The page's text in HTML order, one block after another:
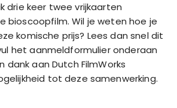
drie keer twee vrijkaarten
bioscoopfilm. Wil je weten hoe je
komische prijs? Lees dan snel dit
het aanmeldformulier onderaan
dank aan Dutch FilmWorks
tot deze samenwerking.